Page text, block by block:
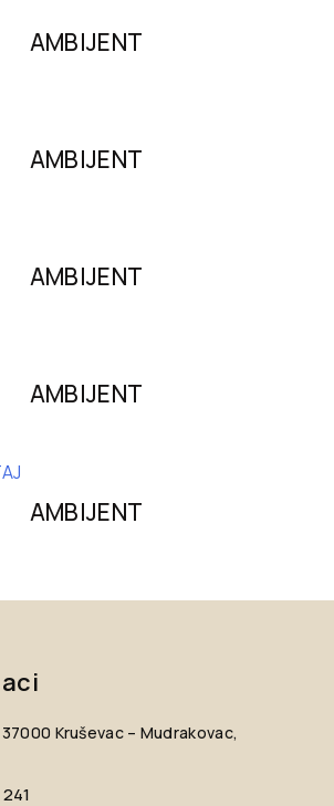
AMBIJENT
AMBIJENT
AMBIJENT
AMBIJENT
AMBIJENT
Kruševac – Mudrakovac,